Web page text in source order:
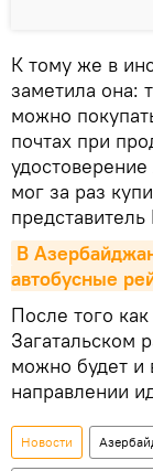
К тому же в
заметила она:
можно
почтах при
мог за раз
В
автобусные
После того
Загатальском
можно будет и
направлении
Новости